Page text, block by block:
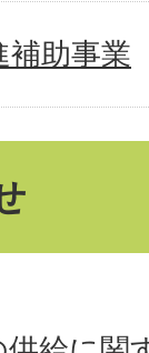
補助事業